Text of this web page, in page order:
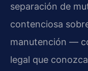
separación de
contenciosa
manutención —
legal que